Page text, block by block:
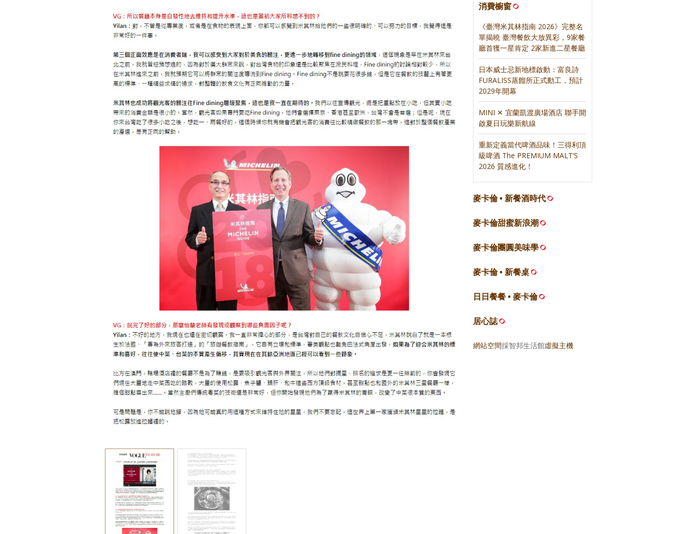
消費櫥窗
《臺灣米其林指南 2026》完整名
單揭曉 臺灣餐飲大放異彩，9家餐
廳首獲一星肯定 2家新進二星餐廳
日本威士忌新地標啟動：富良詩
FURALISS蒸餾所正式動工，預計
2029年開幕
MINI ✕ 宜蘭凱渡廣場酒店 聯手開
啟夏日玩樂新航線
重新定義當代啤酒品味！三得利頂
級啤酒 The PREMIUM MALT’S
2026 質感進化！
麥卡倫 • 新餐酒時代
麥卡倫甜蜜新浪潮
麥卡倫團圓美味學
麥卡倫 • 新餐桌
日日餐餐 • 麥卡倫
居心誌
網站空間採智邦生活館虛擬主機